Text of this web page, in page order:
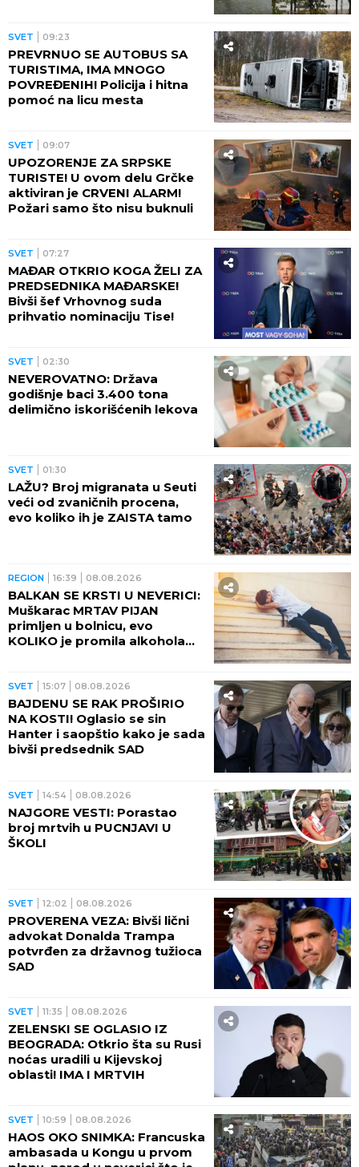
SVET 09:23
PREVRNUO SE AUTOBUS SA
TURISTIMA, IMA MNOGO
POVREĐENIH! Policija i hitna
pomoć na licu mesta
SVET 09:07
UPOZORENJE ZA SRPSKE
TURISTE! U ovom delu Grčke
aktiviran je CRVENI ALARM!
Požari samo što nisu buknuli
SVET 07:27
MAĐAR OTKRIO KOGA ŽELI ZA
PREDSEDNIKA MAĐARSKE!
Bivši šef Vrhovnog suda
prihvatio nominaciju Tise!
SVET 02:30
NEVEROVATNO: Država
godišnje baci 3.400 tona
delimično iskorišćenih lekova
SVET 01:30
LAŽU? Broj migranata u Seuti
veći od zvaničnih procena,
evo koliko ih je ZAISTA tamo
REGION 16:39 08.08.2026
BALKAN SE KRSTI U NEVERICI:
Muškarac MRTAV PIJAN
primljen u bolnicu, evo
KOLIKO je promila alkohola
SVET 15:07 08.08.2026
BAJDENU SE RAK PROŠIRIO
NA KOSTI! Oglasio se sin
Hanter i saopštio kako je sada
bivši predsednik SAD
SVET 14:54 08.08.2026
NAJGORE VESTI: Porastao
broj mrtvih u PUCNJAVI U
ŠKOLI
SVET 12:02 08.08.2026
PROVERENA VEZA: Bivši lični
advokat Donalda Trampa
potvrđen za državnog tužioca
SAD
SVET 11:35 08.08.2026
ZELENSKI SE OGLASIO IZ
BEOGRADA: Otkrio šta su Rusi
noćas uradili u Kijevskoj
oblasti! IMA I MRTVIH
SVET 10:59 08.08.2026
HAOS OKO SNIMKA: Francuska
ambasada u Kongu u prvom